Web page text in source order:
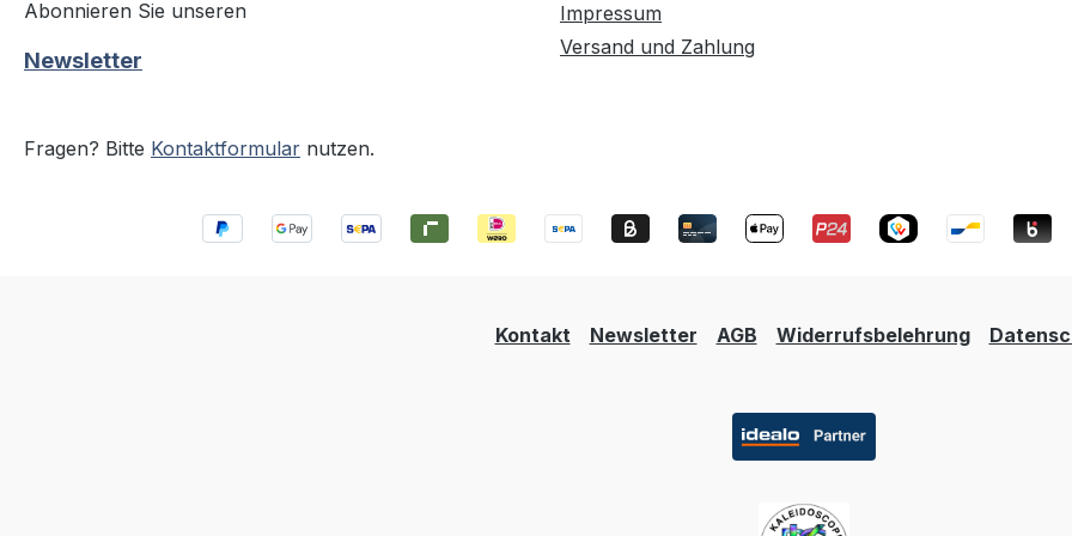
Abonnieren Sie unseren
Newsletter
Fragen? Bitte Kontaktformular nutzen.
Impressum
Versand und Zahlung
Kontakt Newsletter AGB Widerrufsbelehrung